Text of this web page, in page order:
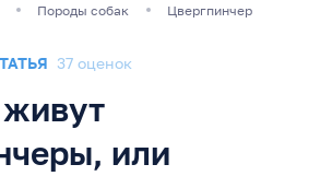
Породы собак Цвергпинчер
37 оценок
или